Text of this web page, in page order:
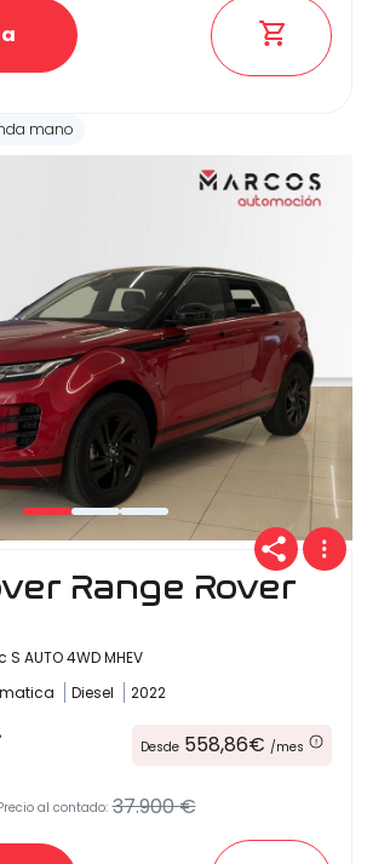
mano
Range Rover
AUTO 4WD MHEV
Diesel 2022
Desde 558,86€ /mes
al contado: 37.900 €